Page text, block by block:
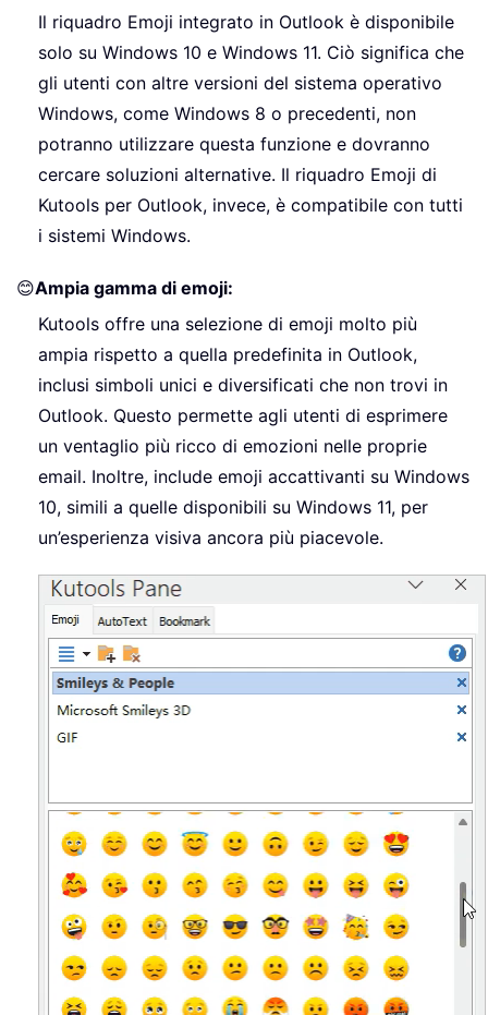
Il riquadro Emoji integrato in Outlook è disponibile
solo su Windows 10 e Windows 11. Ciò significa che
gli utenti con altre versioni del sistema operativo
Windows, come Windows 8 o precedenti, non
potranno utilizzare questa funzione e dovranno
cercare soluzioni alternative. Il riquadro Emoji di
Kutools per Outlook, invece, è compatibile con tutti
i sistemi Windows.
😊Ampia gamma di emoji:
Kutools offre una selezione di emoji molto più
ampia rispetto a quella predefinita in Outlook,
inclusi simboli unici e diversificati che non trovi in
Outlook. Questo permette agli utenti di esprimere
un ventaglio più ricco di emozioni nelle proprie
email. Inoltre, include emoji accattivanti su Windows
10, simili a quelle disponibili su Windows 11, per
un’esperienza visiva ancora più piacevole.